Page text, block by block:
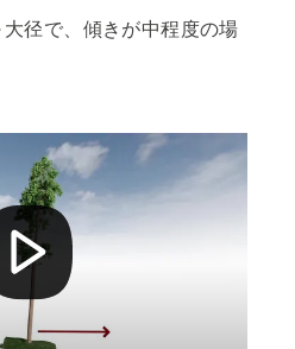
径で、傾きが中程度の場